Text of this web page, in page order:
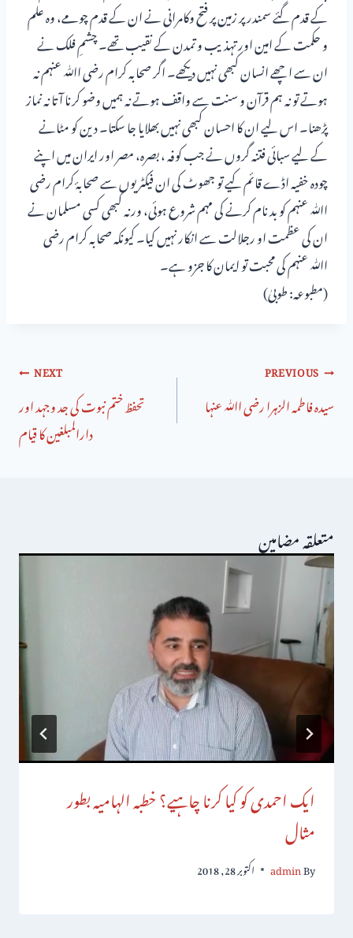
کے قدم گئے سمندر پر زمین پر فتح وکامرانی نے ان کے قدم چومے، وہ علم
و حکمت کے امین اور تہذیب و تمدن کے نقیب تھے۔ چشمِ فلک نے
ان سے اچھے انسان کبھی نہیں دیکھے۔ اگر صحابہ کرام رضی اﷲ عنہم نہ
ہوتے تو نہ ہم قرآن و سنت سے واقف ہوتے نہ ہمیں وضو کرنا آتا نہ نماز
پڑھنا۔ اس لیے ان کا احسان کبھی نہیں بھلایا جا سکتا۔ دین کو مٹانے
کے لیے سبائی فتنہ گروں نے جب کوفہ ، بصرہ، مصر اور ایران میں اپنے
چودہ خفیہ اڈے قائم کیے تو جھوٹ کی ان فیکٹریوں سے صحابۂ کرام رضی
اﷲ عنہم کو بد نام کرنے کی مہم شروع ہوئی، ورنہ کبھی کسی مسلمان نے
ان کی عظمت او رجلالت سے انکار نہیں کیا۔ کیونکہ صحابہ کرام رضی
اﷲ عنہم کی محبت تو ایمان کا جزو ہے۔
(مطبوعہ: طوبیٰ)
PREVIOUS
سیدہ فاطمہ الزہرا رضی اﷲ عنہا
NEXT
تحفظ ختم نبوت کی جد وجہد اور
دارالمبلغین کا قیام
متعلقہ مضامین
ایک احمدی کو کیا کرنا چاہیے؟ خطبہ الہامیہ بطور
مثال
By
admin اکتوبر 28, 2018